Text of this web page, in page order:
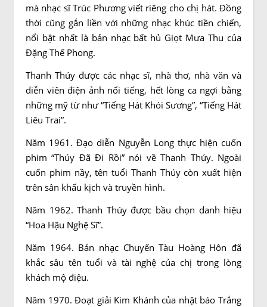
mà nhạc sĩ Trúc Phương viết riêng cho chị hát. Đồng
thời cũng gắn liền với những nhạc khúc tiền chiến,
nổi bật nhất là bản nhạc bất hủ Giọt Mưa Thu của
Đặng Thế Phong.
Thanh Thúy được các nhạc sĩ, nhà thơ, nhà văn và
diễn viên điện ảnh nổi tiếng, hết lòng ca ngợi bằng
những mỹ từ như “Tiếng Hát Khói Sương”, “Tiếng Hát
Liêu Trai”.
Năm 1961. Đạo diễn Nguyễn Long thực hiện cuốn
phim “Thúy Đã Đi Rồi” nói về Thanh Thúy. Ngoài
cuốn phim nầy, tên tuổi Thanh Thúy còn xuất hiện
trên sân khấu kịch và truyền hình.
Năm 1962. Thanh Thúy được bầu chọn danh hiệu
“Hoa Hậu Nghệ Sĩ”.
Năm 1964. Bản nhạc Chuyến Tàu Hoàng Hôn đã
khắc sâu tên tuổi và tài nghệ của chị trong lòng
khách mộ điệu.
Năm 1970. Đoạt giải Kim Khánh của nhật báo Trắng